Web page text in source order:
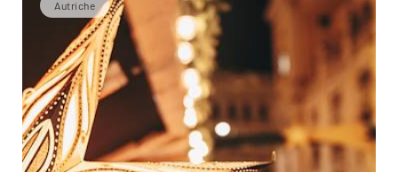
Autriche